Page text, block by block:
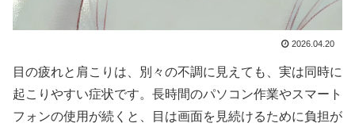
2026.04.20
目の疲れと肩こりは、別々の不調に見えても、実は同時に
起こりやすい症状です。長時間のパソコン作業やスマート
フォンの使用が続くと、目は画面を見続けるために負担が